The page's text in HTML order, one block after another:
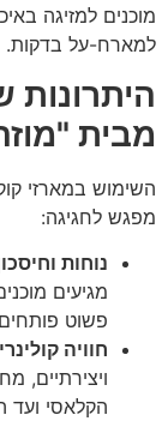
מוכנים למזיגה
למארח-על בדקות.
היתרונות
מבית
השימוש במארזי
מפגש לחגיגה:
נוחות
מגיעים
פשוט
חוויה
ויצירתיים,
הקלאסי ועד